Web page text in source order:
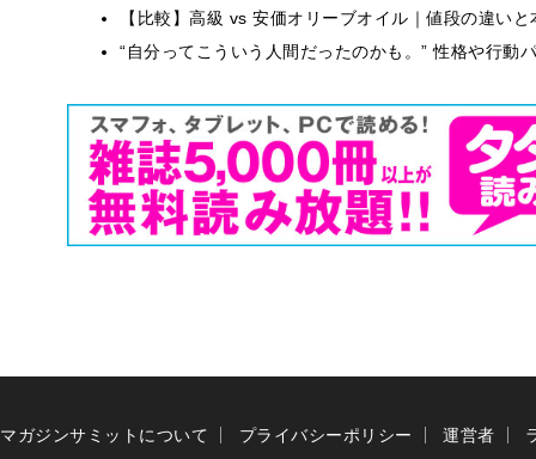
【比較】高級 vs 安価オリーブオイル｜値段の違い
“自分ってこういう人間だったのかも。” 性格や行動
マガジンサミットについて プライバシーポリシー 運営者